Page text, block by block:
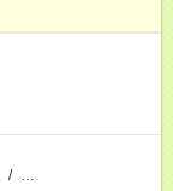
/ …